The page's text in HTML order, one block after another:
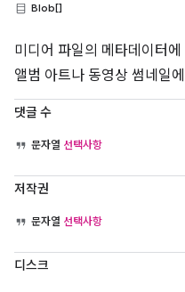
Blob[]
미디어 파일의 메타데이터
앨범 아트나 동영상 썸네일
댓글 수
문자열 선택사항
저작권
문자열 선택사항
디스크